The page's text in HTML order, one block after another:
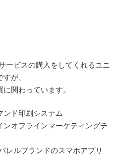
ービスの購入をしてくれるユニ
が、
関わっています。
ンド印刷システム
ンオフラインマーケティングチ
レルブランドのスマホアプリ